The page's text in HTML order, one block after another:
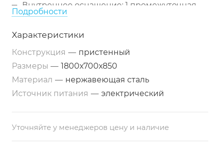
Внутреннее оснащение: 1 промежуточная
полка
Особенности конструкции: теплоизоляция
распределители тепловых потоков
Мощность: 1,6 кВт
Размеры (ДхШхВ): 1800х700х850 мм
Подробности
Характеристики
Конструкция — пристенный
Размеры — 1800х700х850
Материал — нержавеющая сталь
Источник питания — электрический
Уточняйте у менеджеров цену и наличие